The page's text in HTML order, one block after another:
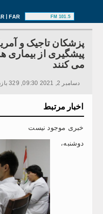
|FAR 101.5 FM
پزشکان تاجیک و
پیشگیری از بیماری
می کنند
دسامبر 2, 2021 09:30, 329 بازدید ها
اخبار مرتبط
خبری موجود نیست
دوشنبه،